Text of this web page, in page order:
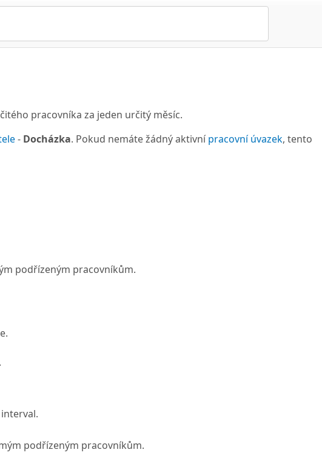
pracovníka za jeden určitý měsíc.
- Docházka. Pokud nemáte žádný aktivní pracovní úvazek, tento
podřízeným pracovníkům.
podřízeným pracovníkům.